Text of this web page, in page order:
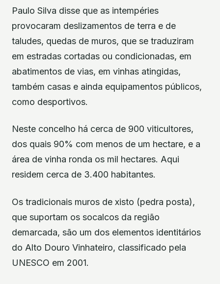
Paulo Silva disse que as intempéries
provocaram deslizamentos de terra e de
taludes, quedas de muros, que se traduziram
em estradas cortadas ou condicionadas, em
abatimentos de vias, em vinhas atingidas,
também casas e ainda equipamentos públicos,
como desportivos.
Neste concelho há cerca de 900 viticultores,
dos quais 90% com menos de um hectare, e a
área de vinha ronda os mil hectares. Aqui
residem cerca de 3.400 habitantes.
Os tradicionais muros de xisto (pedra posta),
que suportam os socalcos da região
demarcada, são um dos elementos identitários
do Alto Douro Vinhateiro, classificado pela
UNESCO em 2001.